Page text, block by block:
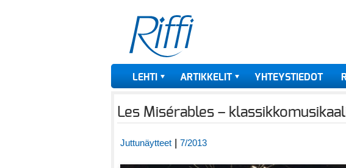
LEHTI ARTIKKELIT YHTEYSTIEDOT
Les Misérables –
Juttunäytteet | 7/2013